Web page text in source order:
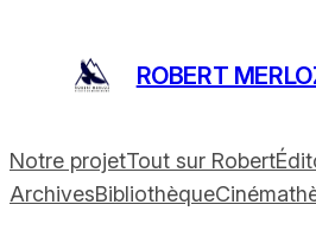
contenu
ROBERT
Notre projetTout sur Robert
ArchivesBibliothèque